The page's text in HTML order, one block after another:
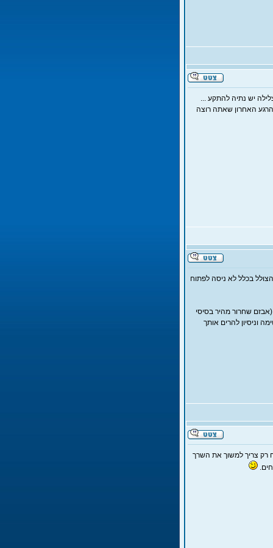
יש נתיה להתקע ...
האחרון שאתה רוצה
בכלל לא ניסה לפתוח
במשיכה של רצועה באורך של 20 - 30 סנטימטרים (אבזם שחרור מהיר בסיסי
וניסיון להרים אותך
רק צריך למשוך את השרך